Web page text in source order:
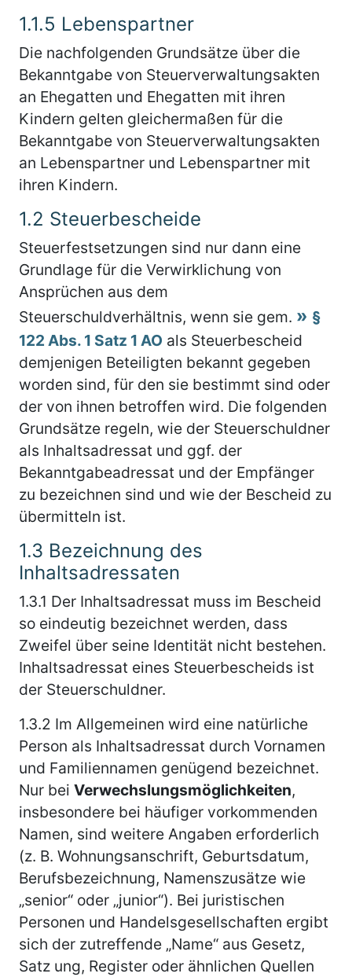
1.1.5 Lebenspartner
Die nachfolgenden Grundsätze über die
Bekanntgabe von Steuerverwaltungsakten
an Ehegatten und Ehegatten mit ihren
Kindern gelten gleichermaßen für die
Bekanntgabe von Steuerverwaltungsakten
an Lebenspartner und Lebenspartner mit
ihren Kindern.
1.2 Steuerbescheide
Steuerfestsetzungen sind nur dann eine
Grundlage für die Verwirklichung von
Ansprüchen aus dem
Steuerschuldverhältnis, wenn sie gem.
§
122 Abs. 1 Satz 1 AO als Steuerbescheid
demjenigen Beteiligten bekannt gegeben
worden sind, für den sie bestimmt sind oder
der von ihnen betroffen wird. Die folgenden
Grundsätze regeln, wie der Steuerschuldner
als Inhaltsadressat und ggf. der
Bekanntgabeadressat und der Empfänger
zu bezeichnen sind und wie der Bescheid zu
übermitteln ist.
1.3 Bezeichnung des
Inhaltsadressaten
1.3.1 Der Inhaltsadressat muss im Bescheid
so eindeutig bezeichnet werden, dass
Zweifel über seine Identität nicht bestehen.
Inhaltsadressat eines Steuerbescheids ist
der Steuerschuldner.
1.3.2 Im Allgemeinen wird eine natürliche
Person als Inhaltsadressat durch Vornamen
und Familiennamen genügend bezeichnet.
Nur bei Verwechslungsmöglichkeiten,
insbesondere bei häufiger vorkommenden
Namen, sind weitere Angaben erforderlich
(z. B. Wohnungsanschrift, Geburtsdatum,
Berufsbezeichnung, Namenszusätze wie
„senior“ oder „junior“). Bei juristischen
Personen und Handelsgesellschaften ergibt
sich der zutreffende „Name“ aus Gesetz,
Satz ung, Register oder ähnlichen Quellen